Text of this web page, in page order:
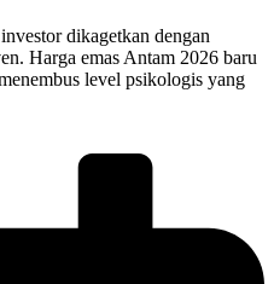
dikagetkan dengan
Harga emas Antam 2026 baru
level psikologis yang